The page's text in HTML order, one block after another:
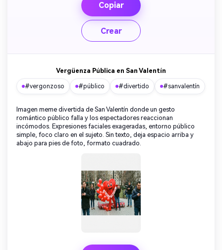
Copiar
Crear
Vergüenza Pública en San Valentín
#vergonzoso #público #divertido #sanvalentín
Imagen meme divertida de San Valentín donde un gesto
romántico público falla y los espectadores reaccionan
incómodos. Expresiones faciales exageradas, entorno público
simple, foco claro en el sujeto. Sin texto, deja espacio arriba y
abajo para pies de foto, formato cuadrado.